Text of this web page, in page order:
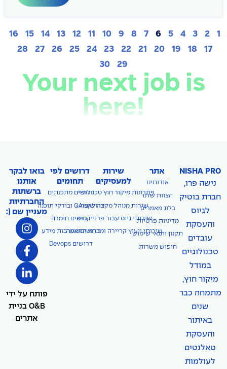
1
2
3
4
5
6
7
8
9
10
11
12
13
14
15
16
17
18
19
20
21
22
23
24
25
26
27
28
29
30
Your next job is
here!
בואו לבקר
אותנו
ברשתות
החברתיות
מעניין שם (:
פותח על ידי
O&B בניית
אתרים
דרושים לפי
תחומים
דרושים מתכנתים
דרושים QA ובודקי תוכנה
דרושים חומרה
דרושים מערכות מידע
דרושים Devops
שירות
למעסיקים
פתרונות מיקור חוץ טכנולוגיים
שירות מנוהל מקצה לקצה
שירותי גיוס עבור פרוייקטים
שירותי ייעוץ קריירה ומבחני התאמה
אתר
אודותינו
הצוות שלנו
בלוג מאמרים
מדיניות פרטיות
תקנון ותנאי שימוש
חיפוש משרות
NISHA PRO
נישה פרו,
חברת בוטיק
לגיוס
והעסקת
עובדים
טכנולוגיים
במודל
מיקור חוץ,
מתמחה כבר
שנים
באיתור
והעסקת
טאלנטים
לעולמות